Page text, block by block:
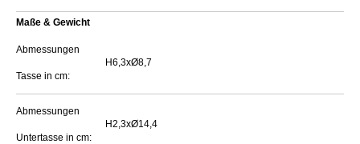
Maße & Gewicht
Abmessungen
Tasse in cm:
H6,3xØ8,7
Abmessungen
Untertasse in cm:
H2,3xØ14,4